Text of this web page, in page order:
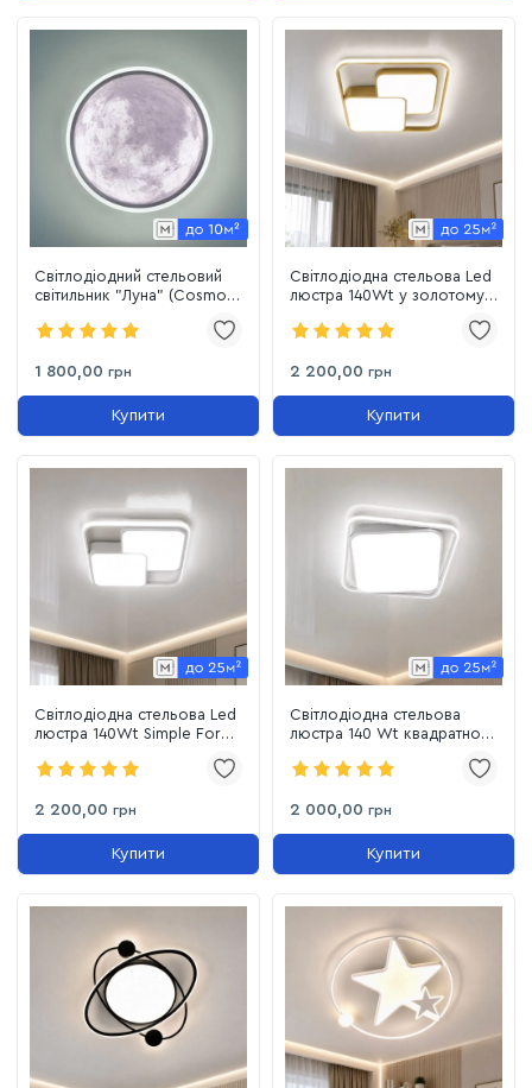
Світлодіодний стельовий
світильник "Луна" (Cosmo
1 800,00 грн
Купити
Світлодіодна стельова Led
люстра 140Wt у золотому
Forms (8811-500 GD)
2 200,00 грн
Купити
Світлодіодна стельова Led
люстра 140Wt Simple Forms
2 200,00 грн
Купити
Світлодіодна стельова
люстра 140 Wt квадратної
Forms (8810-500S WH,
2 000,00 грн
Купити